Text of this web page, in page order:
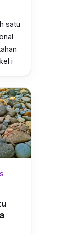
satu
i